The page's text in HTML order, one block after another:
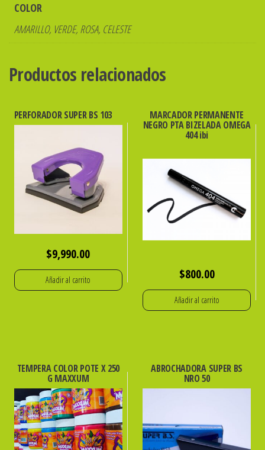
COLOR
AMARILLO, VERDE, ROSA, CELESTE
Productos relacionados
PERFORADOR SUPER BS 103
$9,990.00
Añadir al carrito
MARCADOR PERMANENTE
NEGRO PTA BIZELADA OMEGA
404 ibi
$800.00
Añadir al carrito
TEMPERA COLOR POTE X 250
G MAXXUM
ABROCHADORA SUPER BS
NRO 50